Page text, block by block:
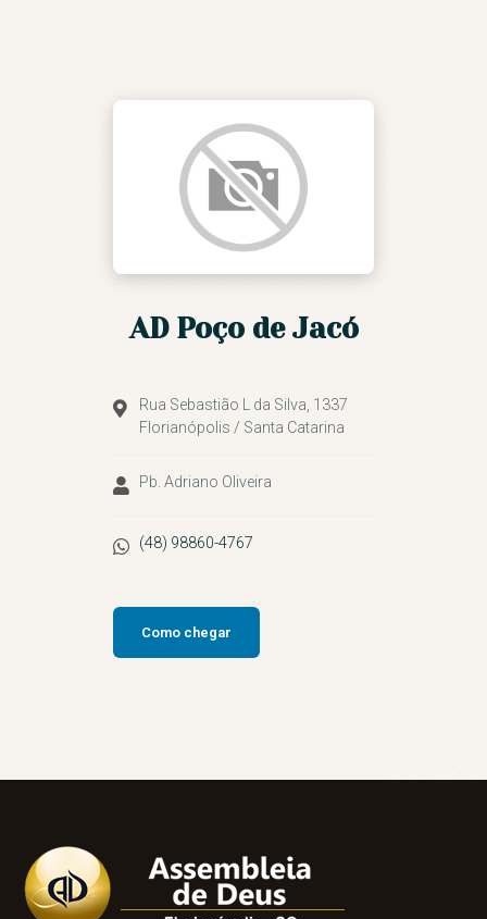
FLORIANÓPOLIS
NOSSA IGREJA
MINISTÉRIOS
AGENDA DE EVENTOS
PREGAÇÕES
CONTATO
AD Poço de Jacó
Rua Sebastião L da Silva, 1337
Florianópolis / Santa Catarina
Pb. Adriano Oliveira
(48) 98860-4767
Como chegar